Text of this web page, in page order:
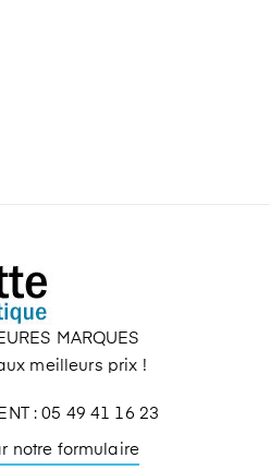
MARQUES
meilleurs prix !
: 05 49 41 16 23
notre formulaire